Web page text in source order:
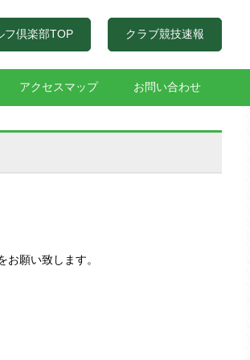
フ倶楽部TOP クラブ競技速報
アクセスマップ お問い合わせ
願い致します。